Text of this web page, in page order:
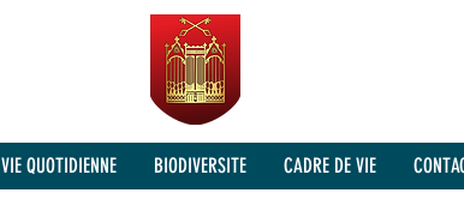
VIE QUOTIDIENNE BIODIVERSITE CADRE DE VIE